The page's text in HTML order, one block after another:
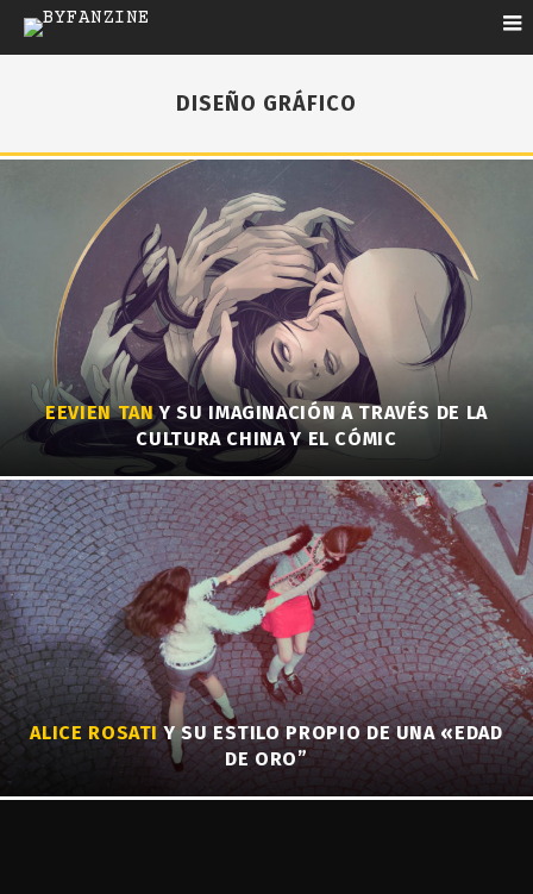
DISEÑO GRÁFICO
EEVIEN TANY SU IMAGINACIÓN A TRAVÉS DE LA
CULTURA CHINA Y EL CÓMIC
ALICE ROSATI Y SU ESTILO PROPIO DE UNA «EDAD
DE ORO”